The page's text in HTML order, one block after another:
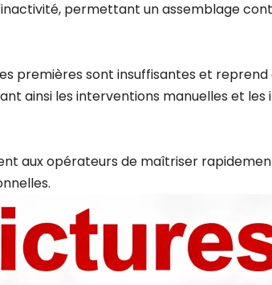
permettant un assemblage
premières sont insuffisantes et reprend
ainsi les interventions manuelles et
aux opérateurs de maîtriser